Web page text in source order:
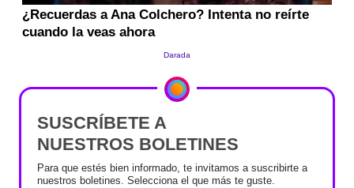
SUSCRÍBETE A
NUESTROS BOLETINES
Para que estés bien informado, te invitamos a suscribirte a
nuestros boletines. Selecciona el que más te guste.